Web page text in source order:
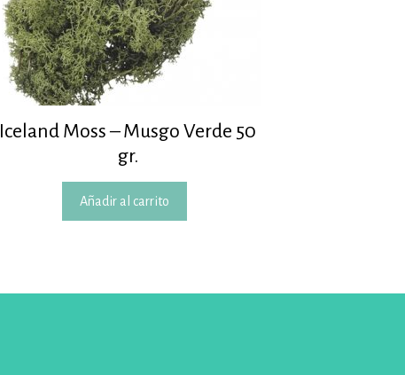
Iceland Moss – Musgo Verde 50
gr.
Añadir al carrito